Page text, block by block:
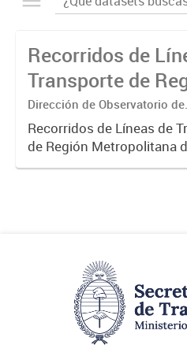
Recorridos de
Transporte de
Metropolitana de
Buenos Aires
Dirección de Observatorio de
Transporte, Estudio y Sistemas
Recorridos de Líneas de
de Región Metropolitana
Aires (RMBA).-